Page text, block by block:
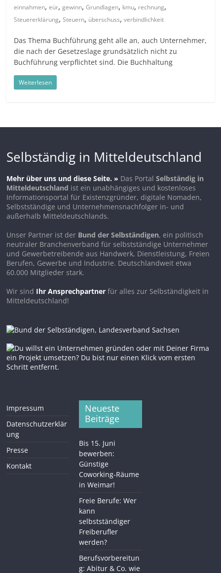
einnahmen,eür,gewinn,Grundlagen, kmu, rechnung,
Steuererklärung,Steuern, überschuss,verbindlichkeit
Das Thema Buchführung geht alle an, auch Unternehmer,
die nach der Gesetzeslage grundsätzlich nicht zu
Buchführung verpflichtet sind. Die Buchhaltung
Weiterlesen
Selbständig in Mitteldeutschland
Mehr über uns und diese Seite. » Das PortalSelbständig in
Mitteldeutschland ist ein unabhängiges und kostenloses
Informationsportal für Existenzgründer, digitale Nomaden,
Selbstständige und Unternehmensnachfolger in- und
außerhalb Mitteldeutschlands.
Unser Partner ist der Bund der Selbständigen, ein politisch
neutraler Branchenverband für selbstständige Unternehmer
und Gewerbetreibende aus Handwerk, Dienstleistung, Freien
Berufen, Gewerbe und Industrie. Deutschlandweit etwa
60.000 Mitglieder stark.
Wir sind Ihr Ansprechpartner für alles zur Selbständigkeit in
Mitteldeutschland!
Impressum
Datenschutzerklär
ung
Presse
Kontakt
Neueste
Beiträge
Bis 15. Juni
bewerben:
Günstige
Coworking-Räume
in Weimar!
Freie Berufe: Wer
kann
selbstständiger
Freiberufler
werden?
Berufsvorbereitun
g: Abitur & Co. wie